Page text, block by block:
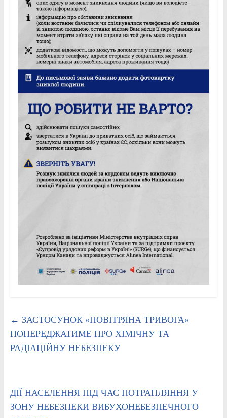
← ЗАСТОСУНОК «ПОВІТРЯНА ТРИВОГА»
ПОПЕРЕДЖАТИМЕ ПРО ХІМІЧНУ ТА
РАДІАЦІЙНУ НЕБЕЗПЕКУ
ДІЇ НАСЕЛЕННЯ ПІД ЧАС ПОТРАПЛЯННЯ У
ЗОНУ НЕБЕЗПЕКИ ВИБУХОНЕБЕЗПЕЧНОГО